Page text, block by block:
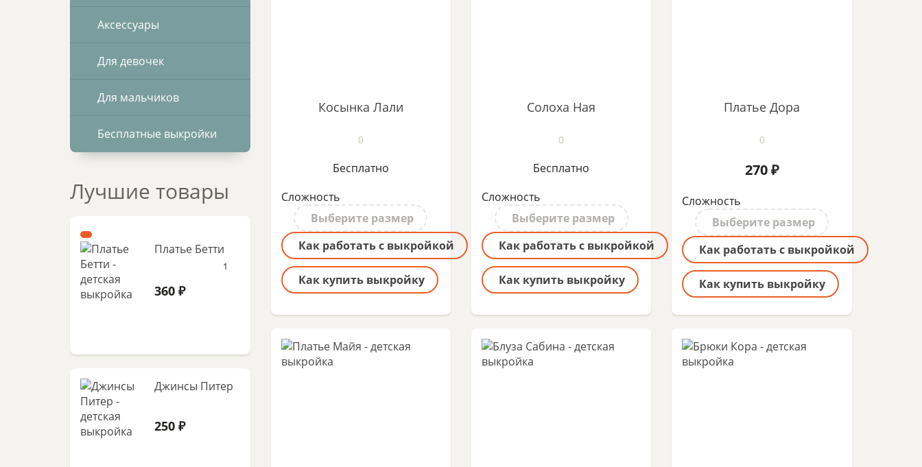
Косынка Лали
0
Бесплатно
Сложность
Выберите размер
Как работать с выкройкой
Как купить выкройку
Солоха Ная
0
Бесплатно
Сложность
Выберите размер
Как работать с выкройкой
Как купить выкройку
Платье Дора
0
270 ₽
Сложность
Выберите размер
Как работать с выкройкой
Как купить выкройку
Аксессуары
Для девочек
Для мальчиков
Бесплатные выкройки
Лучшие товары
Платье Бетти
1
360 ₽
Джинсы Питер
250 ₽